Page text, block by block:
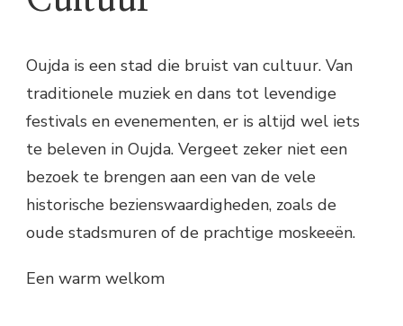
Oujda is een stad die bruist van cultuur. Van
traditionele muziek en dans tot levendige
festivals en evenementen, er is altijd wel iets
te beleven in Oujda. Vergeet zeker niet een
bezoek te brengen aan een van de vele
historische bezienswaardigheden, zoals de
oude stadsmuren of de prachtige moskeeën.
Een warm welkom